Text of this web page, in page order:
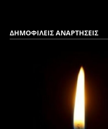
ΔΗΜΟΦΙΛΕΙΣ ΑΝΑΡΤΗΣΕΙΣ